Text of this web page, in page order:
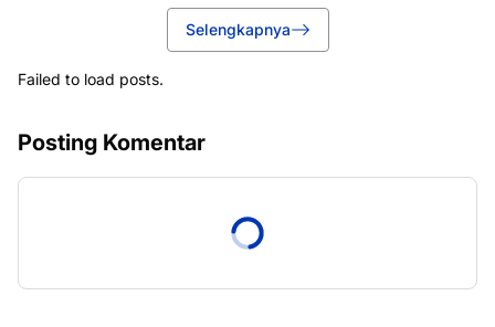
Selengkapnya
Failed to load posts.
Posting Komentar